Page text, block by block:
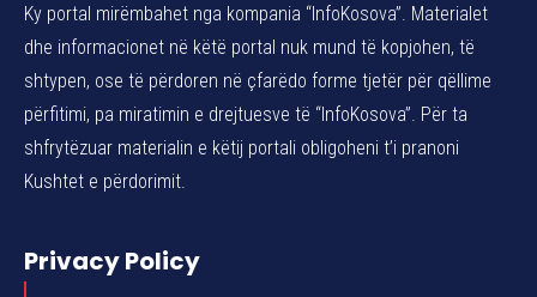
Ky portal mirëmbahet nga kompania “InfoKosova”. Materialet
dhe informacionet në këtë portal nuk mund të kopjohen, të
shtypen, ose të përdoren në çfarëdo forme tjetër për qëllime
përfitimi, pa miratimin e drejtuesve të “InfoKosova”. Për ta
shfrytëzuar materialin e këtij portali obligoheni t’i pranoni
Kushtet e përdorimit.
Privacy Policy